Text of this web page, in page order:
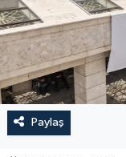
Paylaş
RESMİ İLAN